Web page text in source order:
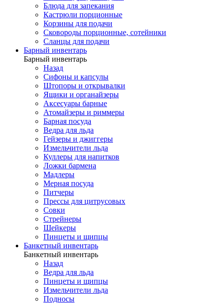
Блюда для запекания
Кастрюли порционные
Корзины для подачи
Сковороды порционные, сотейники
Сланцы для подачи
Барный инвентарь
Барный инвентарь
Назад
Сифоны и капсулы
Штопоры и открывалки
Ящики и органайзеры
Аксесуары барные
Атомайзеры и риммеры
Барная посуда
Ведра для льда
Гейзеры и джиггеры
Измельчители льда
Куллеры для напитков
Ложки бармена
Мадлеры
Мерная посуда
Питчеры
Прессы для цитрусовых
Совки
Стрейнеры
Шейкеры
Пинцеты и щипцы
Банкетный инвентарь
Банкетный инвентарь
Назад
Ведра для льда
Пинцеты и щипцы
Измельчители льда
Подносы